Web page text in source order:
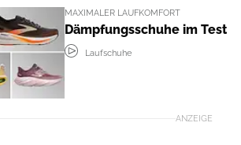
MAXIMALER LAUFKOMFORT
Dämpfungsschuhe im Test
Laufschuhe
ANZEIGE